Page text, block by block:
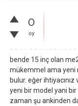
0
oy
bende 15 inç olan
mükemmel ama yeni
bulur. eğer
yeni bir model yani bir
zaman şu ankinden